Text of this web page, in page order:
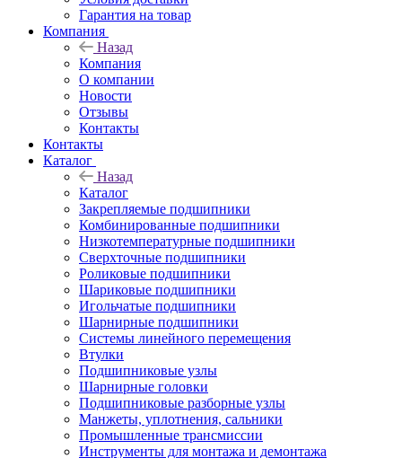
Гарантия на товар
Компания
Назад
Компания
О компании
Новости
Отзывы
Контакты
Контакты
Каталог
Назад
Каталог
Закрепляемые подшипники
Комбинированные подшипники
Низкотемпературные подшипники
Сверхточные подшипники
Роликовые подшипники
Шариковые подшипники
Игольчатые подшипники
Шарнирные подшипники
Системы линейного перемещения
Втулки
Подшипниковые узлы
Шарнирные головки
Подшипниковые разборные узлы
Манжеты, уплотнения, сальники
Промышленные трансмиссии
Инструменты для монтажа и демонтажа